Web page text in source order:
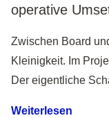
operative
Zwischen Board
Kleinigkeit. Im
Der eigentliche
Weiterlesen